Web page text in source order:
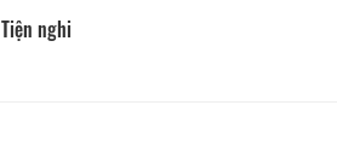
Tiện nghi